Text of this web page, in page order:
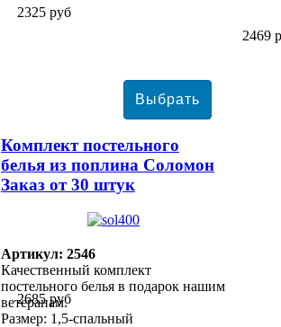
2325 руб
2469
2685 руб
Комплект постельного
белья из поплина Соломон
Заказ от 30 штук
Артикул: 2546
Качественный комплект
постельного белья в подарок нашим
ветеранам.
Размер: 1,5-спальный